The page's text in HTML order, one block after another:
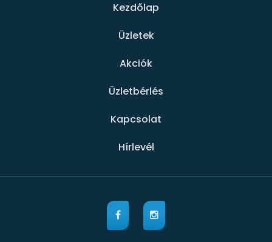
Kezdőlap
Üzletek
Akciók
Üzletbérlés
Kapcsolat
Hírlevél